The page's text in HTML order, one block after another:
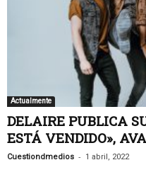
Actualmente
DELAIRE PUBLICA
ESTÁ VENDIDO»,
Cuestiondmedios - 1 abril, 2022